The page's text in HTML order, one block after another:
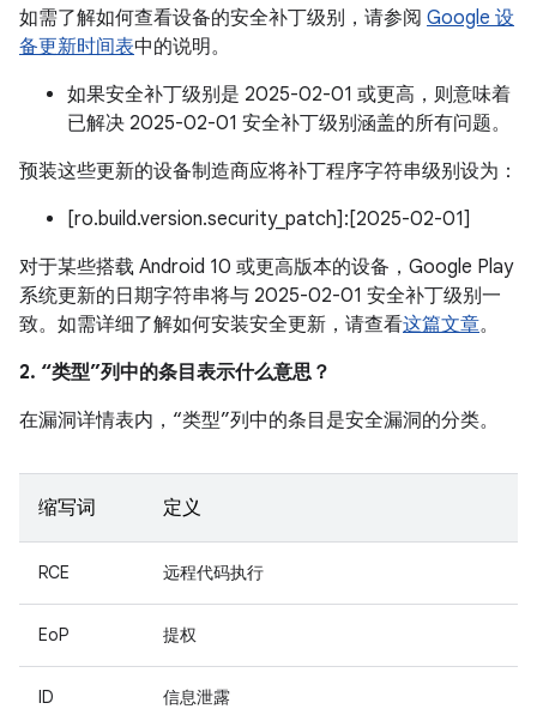
如需了解如何查看设备的安全补丁级别，请参阅 Google 设
备更新时间表中的说明。
如果安全补丁级别是 2025-02-01 或更高，则意味着
已解决 2025-02-01 安全补丁级别涵盖的所有问题。
预装这些更新的设备制造商应将补丁程序字符串级别设为：
[ro.build.version.security_patch]:[2025-02-01]
对于某些搭载 Android 10 或更高版本的设备，Google Play
系统更新的日期字符串将与 2025-02-01 安全补丁级别一
致。如需详细了解如何安装安全更新，请查看这篇文章。
2. “类型”列中的条目表示什么意思？
在漏洞详情表内，“类型”列中的条目是安全漏洞的分类。
缩写词 定义
RCE 远程代码执行
EoP 提权
ID 信息泄露